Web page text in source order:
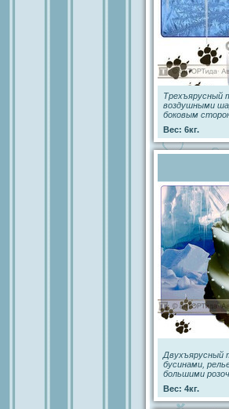
Трехъярусный
воздушными
боковым
Вес: 6кг.
Двухъярусный
бусинами,
большими
Вес: 4кг.